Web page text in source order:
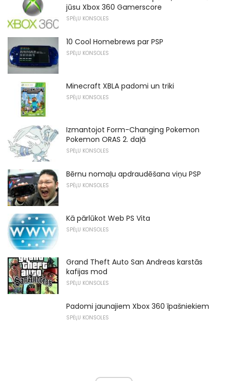
jūsu Xbox 360 Gamerscore
SPĒĻU KONSOLES
10 Cool Homebrews par PSP
SPĒĻU KONSOLES
Minecraft XBLA padomi un triki
SPĒĻU KONSOLES
Izmantojot Form-Changing Pokemon
Pokemon ORAS 2. daļā
SPĒĻU KONSOLES
Bērnu nomaļu apdraudēšana viņu PSP
SPĒĻU KONSOLES
Kā pārlūkot Web PS Vita
SPĒĻU KONSOLES
Grand Theft Auto San Andreas karstās
kafijas mod
SPĒĻU KONSOLES
Padomi jaunajiem Xbox 360 īpašniekiem
SPĒĻU KONSOLES